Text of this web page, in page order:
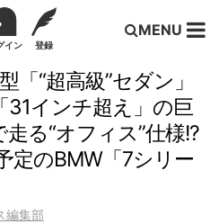
イン 登録
MENU
「“超高級”セダン」
31インチ超え」の巨
る“オフィス”仕様!?
定のBMW「7シリー
編集部